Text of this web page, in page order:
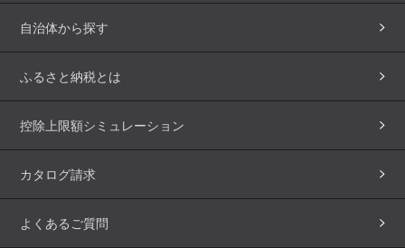
自治体から探す
ふるさと納税とは
控除上限額シミュレーション
カタログ請求
よくあるご質問